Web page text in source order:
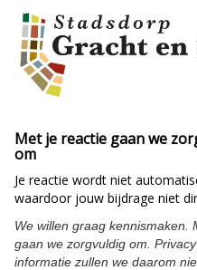
Met je reactie gaan we
om
Je reactie wordt niet
waardoor jouw bijdrage niet
We willen graag kennismaken.
gaan we zorgvuldig om.
informatie zullen we daarom